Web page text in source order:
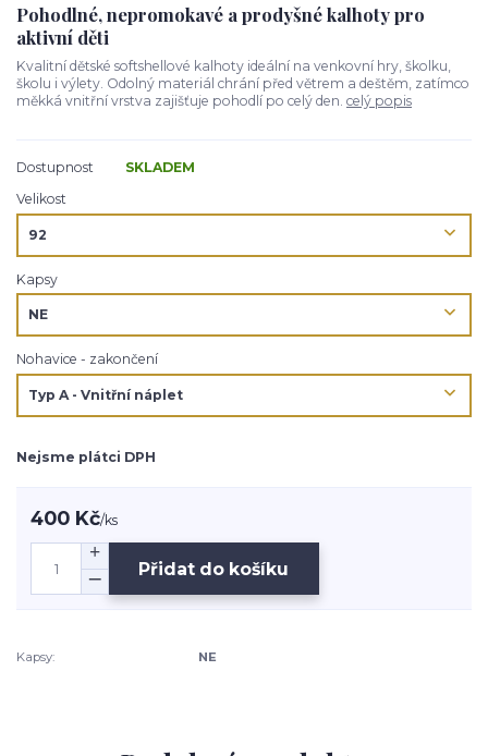
Pohodlné, nepromokavé a prodyšné kalhoty pro
aktivní děti
Kvalitní dětské softshellové kalhoty ideální na venkovní hry, školku,
školu i výlety. Odolný materiál chrání před větrem a deštěm, zatímco
měkká vnitřní vrstva zajišťuje pohodlí po celý den. celý popis
Dostupnost
SKLADEM
Velikost
Kapsy
Nohavice - zakončení
Nejsme plátci DPH
400 Kč/ks
Přidat do košíku
Kapsy: NE